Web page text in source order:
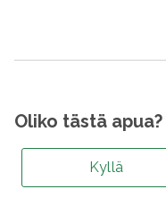
Oliko tästä apua?
Kyllä